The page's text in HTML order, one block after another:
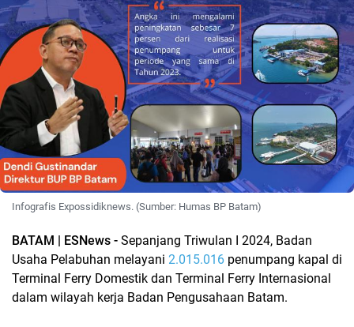
Infografis Expossidiknews. (Sumber: Humas BP Batam)
BATAM | ESNews - Sepanjang Triwulan I 2024, Badan
Usaha Pelabuhan melayani 2.015.016 penumpang kapal di
Terminal Ferry Domestik dan Terminal Ferry Internasional
dalam wilayah kerja Badan Pengusahaan Batam.